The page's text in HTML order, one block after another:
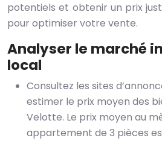
potentiels et obtenir un prix
pour optimiser votre vente.
Analyser le marché
local
Consultez les sites
estimer le prix moyen des
Velotte. Le prix moyen au
appartement de 3 pièces